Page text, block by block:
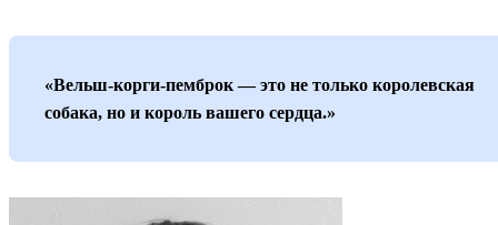
«Вельш-корги-пемброк — это не только королевская
собака, но и король вашего сердца.»